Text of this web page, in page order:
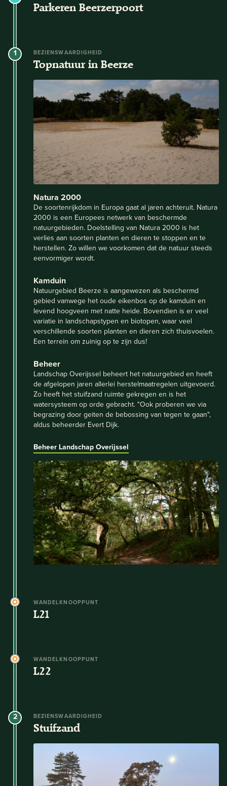
Parkeren Beerzerpoort
1 BEZIENSWAARDIGHEID
Topnatuur in Beerze
Natura 2000
De soortenrijkdom in Europa gaat al jaren achteruit. Natura
2000 is een Europees netwerk van beschermde
natuurgebieden. Doelstelling van Natura 2000 is het
verlies aan soorten planten en dieren te stoppen en te
herstellen. Zo willen we voorkomen dat de natuur steeds
eenvormiger wordt.
Kamduin
Natuurgebied Beerze is aangewezen als beschermd
gebied vanwege het oude eikenbos op de kamduin en
levend hoogveen met natte heide. Bovendien is er veel
variatie in landschapstypen en biotopen, waar veel
verschillende soorten planten en dieren zich thuisvoelen.
Een terrein om zuinig op te zijn dus!
Beheer
Landschap Overijssel beheert het natuurgebied en heeft
de afgelopen jaren allerlei herstelmaatregelen uitgevoerd.
Zo heeft het stuifzand ruimte gekregen en is het
watersysteem op orde gebracht. "Ook proberen we via
begrazing door geiten de bebossing van tegen te gaan",
aldus beheerder Evert Dijk.
Beheer Landschap Overijssel
WANDELKNOOPPUNT
L21
WANDELKNOOPPUNT
L22
2 BEZIENSWAARDIGHEID
Stuifzand